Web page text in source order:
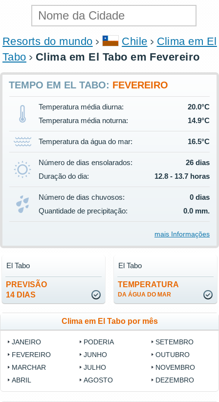
Resorts do mundo Chile
Clima em El
Tabo
Clima em El Tabo em Fevereiro
TEMPO EM EL TABO: FEVEREIRO
Temperatura média diurna:
20.0°C
Temperatura média noturna:
14.9°C
Temperatura da água do mar: 16.5°C
Número de dias ensolarados:
26 dias
Duração do dia:
12.8 - 13.7 horas
Número de dias chuvosos:
0 dias
Quantidade de precipitação:
0.0 mm.
mais Informações
PREVISÃO
14 DIAS
El Tabo
TEMPERATURA
DA ÁGUA DO MAR
El Tabo
Clima em El Tabo por mês
JANEIRO
FEVEREIRO
MARCHAR
ABRIL
PODERIA
JUNHO
JULHO
AGOSTO
SETEMBRO
OUTUBRO
NOVEMBRO
DEZEMBRO